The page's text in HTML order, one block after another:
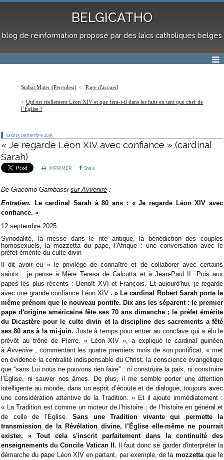
BELGICATHO
blog de réinformation proposé par des laïcs catholiques belges
Stabat Mater (Pergolesi) Page d'accueil
Qui est réellement Léon XIV et que fera-t-il dans les faits en tant que chef de
l’Église ?
lundi 15 septembre 2025
« Je regarde Léon XIV avec confiance » (cardinal
Sarah)
IMPRIMER Share
De Giacomo Gambassi sur Avvenire :
Entretien. Le cardinal Sarah à 80 ans : « Je regarde Léon XIV avec
confiance. »
12 septembre 2025
Synodalité, la messe dans le rite antique, la bénédiction des couples
homosexuels, la mozzetta du pape, l'Afrique : une conversation avec le
préfet émérite du culte divin
Il dit avoir eu « le privilège de connaître et de collaborer avec certains
saints : je pense à Mère Teresa de Calcutta et à Jean-Paul II. Puis aux
papes les plus récents : Benoît XVI et François. Et aujourd'hui, je regarde
avec une grande confiance Léon XIV . » Le cardinal Robert Sarah porte le
même prénom que le nouveau pontife. Dix ans les séparent : le premier
pape d'origine américaine fête ses 70 ans dimanche ; le préfet émérite
du Dicastère pour le culte divin et la discipline des sacrements a fêté
ses 80 ans à la mi-juin. Juste à temps pour entrer au conclave qui a élu le
prévôt au trône de Pierre. « Léon XIV », a expliqué le cardinal guinéen
àAvvenire, commentant les quatre premiers mois de son pontificat, « met
en évidence la centralité indispensable du Christ, la conscience évangélique
que “sans Lui nous ne pouvons rien faire” : ni construire la paix, ni construire
l’Église, ni sauver nos âmes. De plus, il me semble porter une attention
intelligente au monde, dans un esprit d’écoute et de dialogue, toujours avec
une considération attentive de la Tradition. » Et il ajoute immédiatement :
« La Tradition est comme un moteur de l’histoire : de l’histoire en général et
de celle de l’Église. Sans une Tradition vivante qui permette la
transmission de la Révélation divine, l’Église elle-même ne pourrait
exister. » Tout cela s'inscrit parfaitement dans la continuité des
enseignements du Concile Vatican II. Il faut donc se garder d'interpréter la
démarche du pape Léon XIV en partant, par exemple, de la mozzettaque le